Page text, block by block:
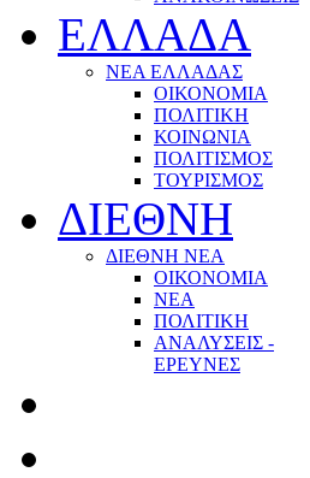
ΕΛΛΑΔΑ
ΝΕΑ ΕΛΛΑΔΑΣ
ΟΙΚΟΝΟΜΙΑ
ΠΟΛΙΤΙΚΗ
ΚΟΙΝΩΝΙΑ
ΠΟΛΙΤΙΣΜΟΣ
ΤΟΥΡΙΣΜΟΣ
ΔΙΕΘΝΗ
ΔΙΕΘΝΗ ΝΕΑ
ΟΙΚΟΝΟΜΙΑ
ΝΕΑ
ΠΟΛΙΤΙΚΗ
ΑΝΑΛΥΣΕΙΣ -
ΕΡΕΥΝΕΣ